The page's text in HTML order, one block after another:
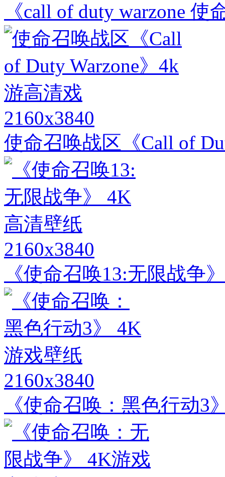
《call of duty warzone
2160x3840
使命召唤战区《Call of
2160x3840
《使命召唤13:无限战争
2160x3840
《使命召唤：黑色行动3